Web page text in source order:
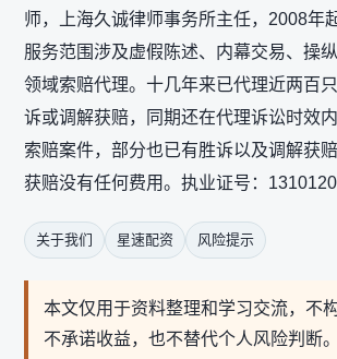
师，上海久诚律师事务所主任，2008年
服务范围涉及虚假陈述、内幕交易、操
领域索赔代理。十几年来已代理近两百
诉或调解获赔，同期还在代理诉讼时效
索赔案件，部分也已有胜诉以及调解获
获赔没有任何费用。执业证号：
关于我们 星速配资 风险提示
本文仅用于资料整理和学习交流，不
不承诺收益，也不替代个人风险判断。